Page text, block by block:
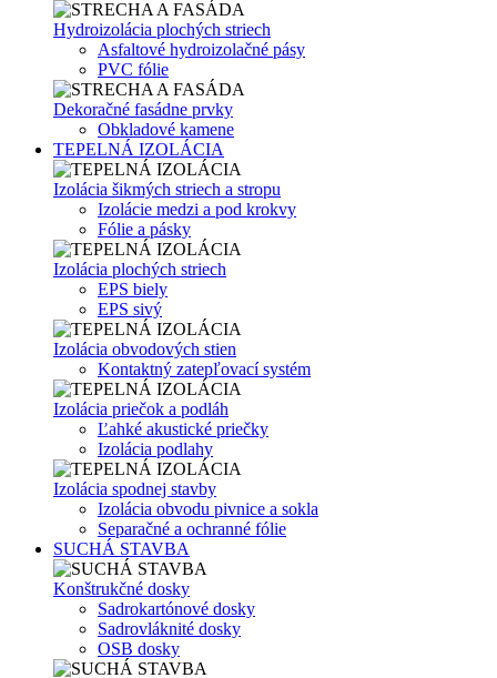
Hydroizolácia plochých striech
Asfaltové hydroizolačné pásy
PVC fólie
Dekoračné fasádne prvky
Obkladové kamene
TEPELNÁ IZOLÁCIA
Izolácia šikmých striech a stropu
Izolácie medzi a pod krokvy
Fólie a pásky
Izolácia plochých striech
EPS biely
EPS sivý
Izolácia obvodových stien
Kontaktný zatepľovací systém
Izolácia priečok a podláh
Ľahké akustické priečky
Izolácia podlahy
Izolácia spodnej stavby
Izolácia obvodu pivnice a sokla
Separačné a ochranné fólie
SUCHÁ STAVBA
Konštrukčné dosky
Sadrokartónové dosky
Sadrovláknité dosky
OSB dosky